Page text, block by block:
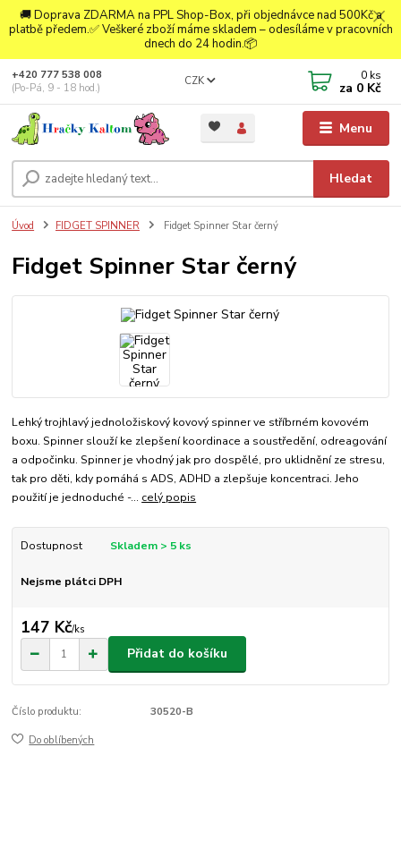
🚚 Doprava ZDARMA na PPL Shop-Box, při objednávce nad 500Kč a
platbě předem.✅ Veškeré zboží máme skladem – odesíláme v pracovních
dnech do 24 hodin.📦
Menu
CZK
Hledat
+420 777 538 008
(Po-Pá, 9 - 18 hod.)
0 ks
za 0 Kč
Úvod FIDGET SPINNER Fidget Spinner Star černý
Fidget Spinner Star černý
Lehký trojhlavý jednoložiskový kovový spinner ve stříbrném kovovém
boxu. Spinner slouží ke zlepšení koordinace a soustředění, odreagování
a odpočinku. Spinner je vhodný jak pro dospělé, pro uklidnění ze stresu,
tak pro děti, kdy pomáhá s ADS, ADHD a zlepšuje koncentraci. Jeho
použití je jednoduché -... celý popis
Dostupnost Skladem > 5 ks
Nejsme plátci DPH
147 Kč/ks
Přidat do košíku
Číslo produktu: 30520-B
Do oblíbených